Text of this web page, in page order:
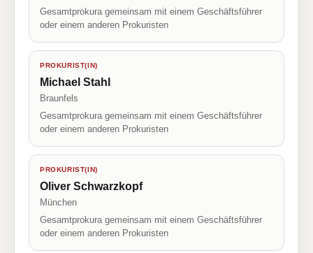
Gesamtprokura gemeinsam mit einem Geschäftsführer
oder einem anderen Prokuristen
PROKURIST(IN)
Michael Stahl
Braunfels
Gesamtprokura gemeinsam mit einem Geschäftsführer
oder einem anderen Prokuristen
PROKURIST(IN)
Oliver Schwarzkopf
München
Gesamtprokura gemeinsam mit einem Geschäftsführer
oder einem anderen Prokuristen